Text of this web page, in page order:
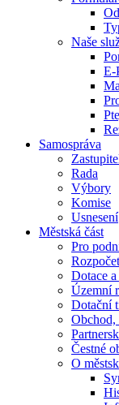
Naše
E-
Samospráva
Rada
Výbory
Komise
Usnesení
Městská část
Pro
Dotace
Územní
Dotační
Obchod,
Čestné
O